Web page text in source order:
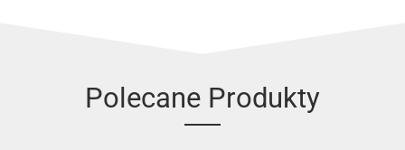
Polecane Produkty